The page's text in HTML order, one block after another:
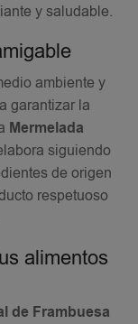
y saludable.
ambiente y
garantizar la
Mermelada
siguiendo
de origen
respetuoso
alimentos
de Frambuesa